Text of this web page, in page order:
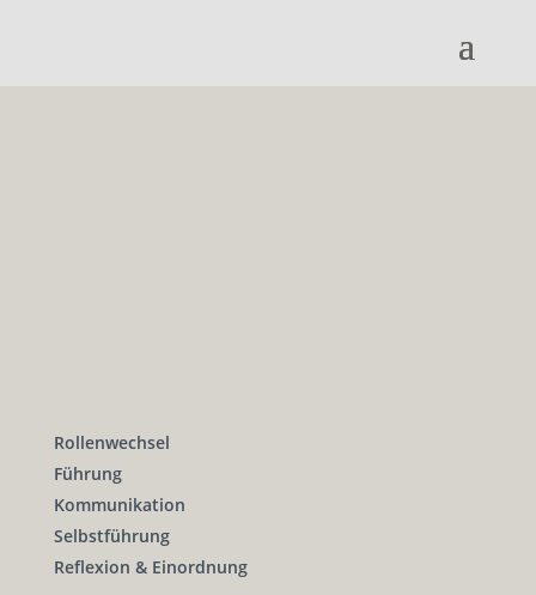
Rollenwechsel
Führung
Kommunikation
Selbstführung
Reflexion & Einordnung